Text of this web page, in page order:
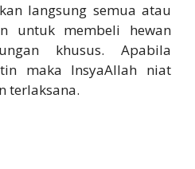
langsung semua atau
untuk membeli hewan
khusus. Apabila
maka InsyaAllah niat
terlaksana.